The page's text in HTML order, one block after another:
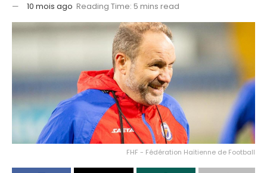
10 mois ago Reading Time: 5 mins read
FHF - Fédération Haïtienne de Football